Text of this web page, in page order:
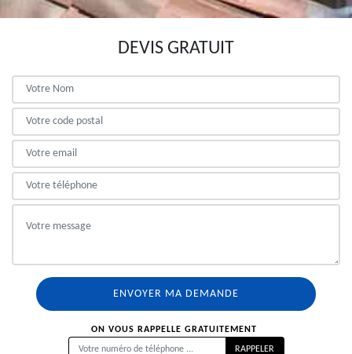
DEVIS GRATUIT
ON VOUS RAPPELLE GRATUITEMENT